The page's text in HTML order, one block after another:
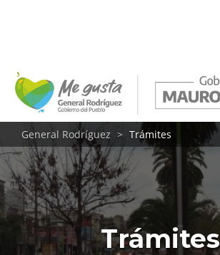
General Rodríguez Trámites
Trámites